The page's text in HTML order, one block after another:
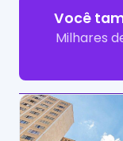
Você
Milhares